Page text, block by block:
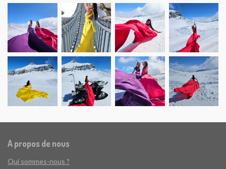
A propos de nous
Qui sommes-nous ?